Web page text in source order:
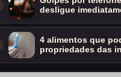
desligue
4 alimentos que
propriedades das